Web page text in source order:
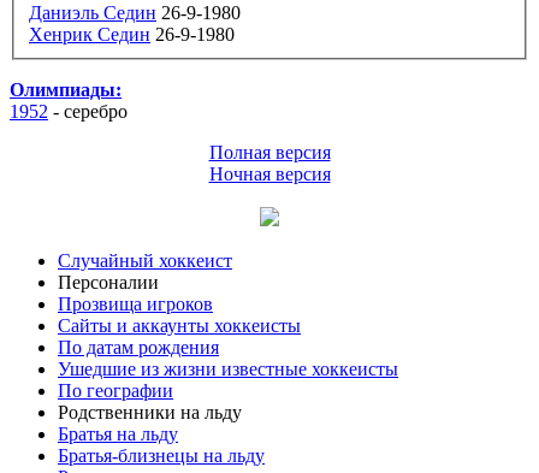
Даниэль Седин 26-9-1980
Хенрик Седин 26-9-1980
Олимпиады:
1952 - серебро
Полная версия
Ночная версия
Случайный хоккеист
Персоналии
Прозвища игроков
Сайты и аккаунты хоккеисты
По датам рождения
Ушедшие из жизни известные хоккеисты
По географии
Родственники на льду
Братья на льду
Братья-близнецы на льду